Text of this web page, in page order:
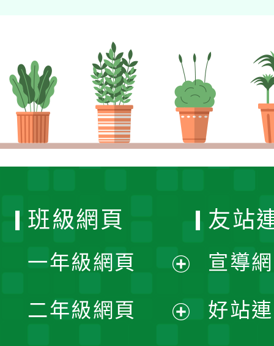
班級網頁
一年級網頁
開
二年級網頁
友站
宣導
好站